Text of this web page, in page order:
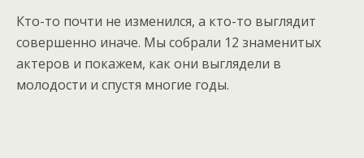
Кто-то почти не изменился, а кто-то выглядит
совершенно иначе. Мы собрали 12 знаменитых
актеров и покажем, как они выглядели в
молодости и спустя многие годы.